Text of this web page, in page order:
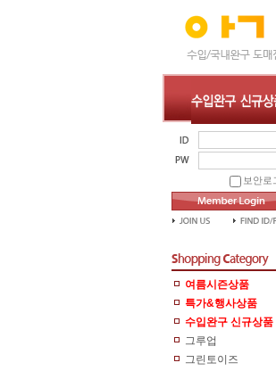
보안로
여름시즌상품
특가&행사상품
수입완구 신규상품
그루업
그린토이즈